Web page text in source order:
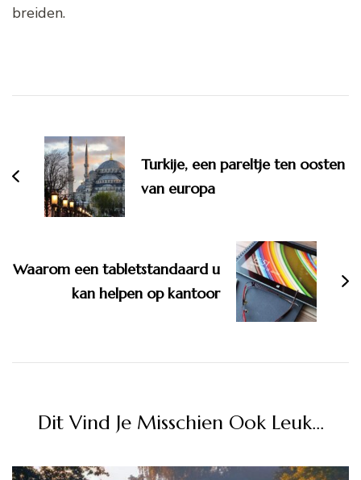
breiden.
navigatie
Turkije, een pareltje ten oosten
van europa
Waarom een tabletstandaard u
kan helpen op kantoor
Dit Vind Je Misschien Ook Leuk...